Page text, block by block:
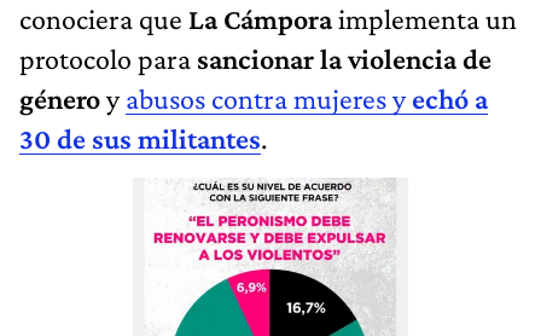
conociera que La Cámporaimplementa un
protocolo para sancionar la violencia de
géneroyabusos contra mujeres yechó a
30 de sus militantes.